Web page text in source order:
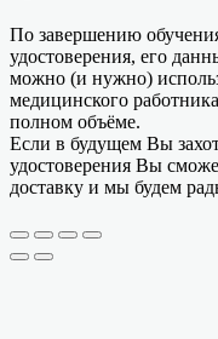
По завершению
удостоверения, его
можно (и нужно)
медицинского
полном объёме.
Если в будущем Вы
удостоверения Вы
доставку и мы будем